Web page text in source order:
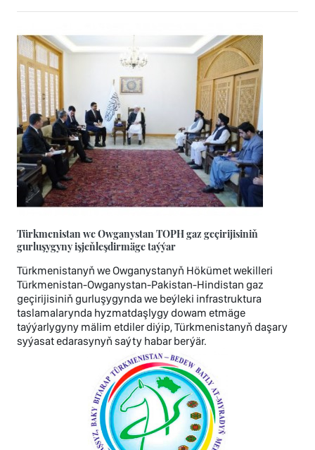
Türkmenistan we Owganystan TOPH gaz geçirijisiniň
gurluşygyny işjeňleşdirmäge taýýar
Türkmenistanyň we Owganystanyň Hökümet wekilleri
Türkmenistan-Owganystan-Pakistan-Hindistan gaz
geçirijisiniň gurluşygynda we beýleki infrastruktura
taslamalarynda hyzmatdaşlygy dowam etmäge
taýýarlygyny mälim etdiler diýip, Türkmenistanyň daşary
syýasat edarasynyň saýty habar berýär.